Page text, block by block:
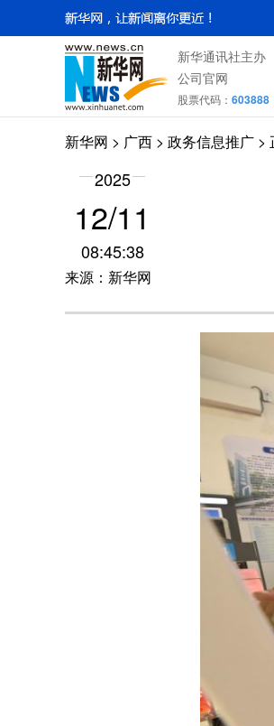
新华通讯社主办
公司官网
股票代码： 603888
新华网 > 广西 > 政务信息推广 >
2025
12/11
08:45:38
来源：新华网